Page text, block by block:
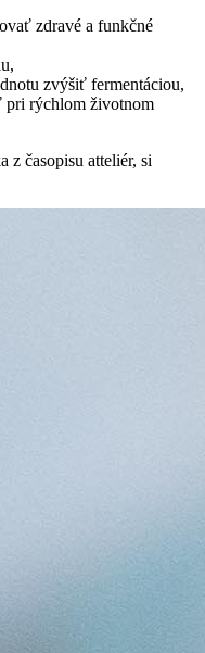
zdravé a funkčné
zvýšiť fermentáciou,
pri rýchlom životnom
z časopisu atteliér, si